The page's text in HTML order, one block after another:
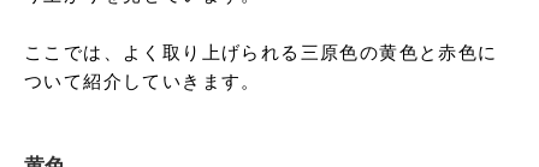
ここでは、よく取り上げられる三原色の黄色と赤色に
ついて紹介していきます。